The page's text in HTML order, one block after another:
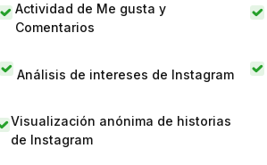
Actividad de Me gusta y
Comentarios
Análisis de intereses de Instagram
Visualización anónima de historias
de Instagram